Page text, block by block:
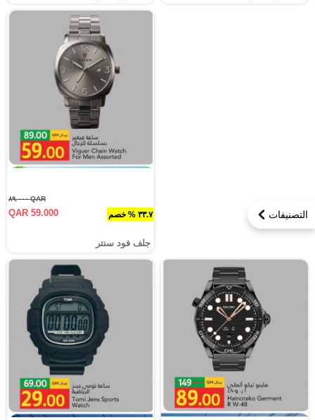
التصنيفات ٣٣.٧ % خصم
QAR ٨٩.٠٠٠
QAR 59.000
جلف فود سنتر